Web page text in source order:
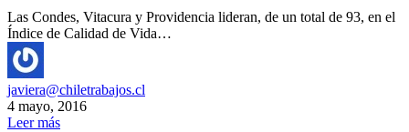
Las Condes, Vitacura y Providencia lideran, de un total de 93, en el
Índice de Calidad de Vida…
javiera@chiletrabajos.cl
4 mayo, 2016
Leer más